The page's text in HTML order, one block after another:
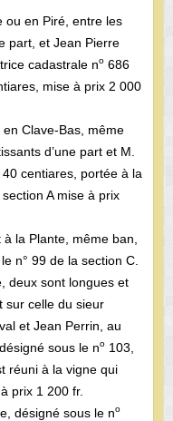
ou en Piré, entre les
part, et Jean Pierre
cadastrale no686
mise à prix 2 000
Clave-Bas, même
d’une part et M.
centiares, portée à la
A mise à prix
la Plante, même ban,
n° 99 de la section C.
deux sont longues et
sur celle du sieur
et Jean Perrin, au
sous le no103,
réuni à la vigne qui
prix 1 200 fr.
désigné sous le no